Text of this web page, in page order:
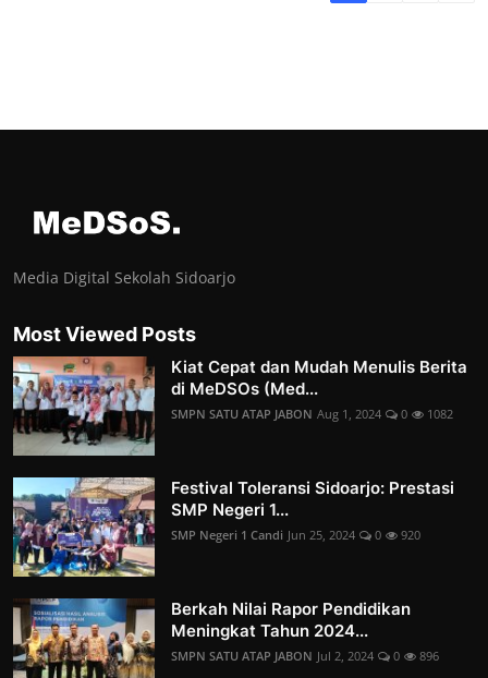
Media Digital Sekolah Sidoarjo
Most Viewed Posts
Kiat Cepat dan Mudah Menulis Berita
di MeDSOs (Med...
SMPN SATU ATAP JABON Aug 1, 2024 0 1082
Festival Toleransi Sidoarjo: Prestasi
SMP Negeri 1...
SMP Negeri 1 Candi Jun 25, 2024 0 920
Berkah Nilai Rapor Pendidikan
Meningkat Tahun 2024...
SMPN SATU ATAP JABON Jul 2, 2024 0 896